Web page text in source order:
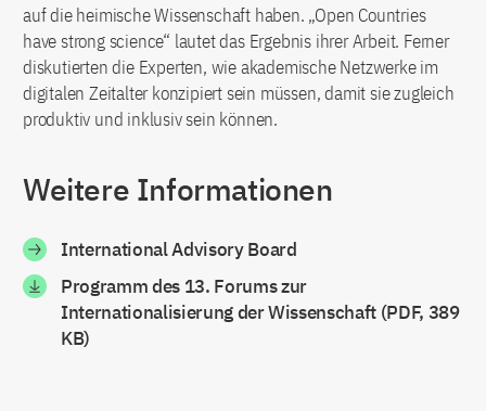
auf die heimische Wissenschaft haben. „Open Countries
have strong science“ lautet das Ergebnis ihrer Arbeit. Ferner
diskutierten die Experten, wie akademische Netzwerke im
digitalen Zeitalter konzipiert sein müssen, damit sie zugleich
produktiv und inklusiv sein können.
Weitere Informationen
International Advisory Board
Programm des 13. Forums zur
Internationalisierung der Wissenschaft (PDF, 389
KB)